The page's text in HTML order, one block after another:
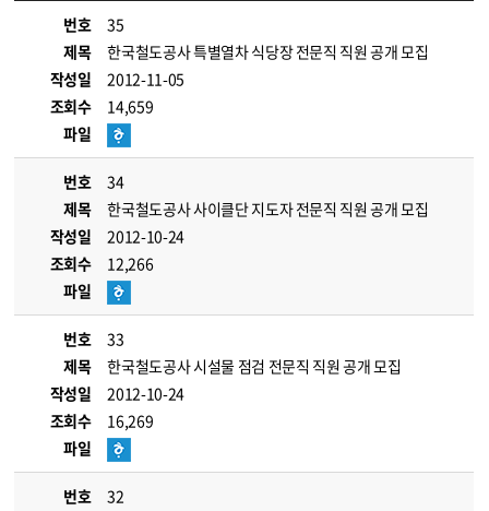
번호
35
제목
한국철도공사 특별열차 식당장 전문직 직원 공개 모집
작성일
2012-11-05
조회수
14,659
파일
번호
34
제목
한국철도공사 사이클단 지도자 전문직 직원 공개 모집
작성일
2012-10-24
조회수
12,266
파일
번호
33
제목
한국철도공사 시설물 점검 전문직 직원 공개 모집
작성일
2012-10-24
조회수
16,269
파일
번호
32